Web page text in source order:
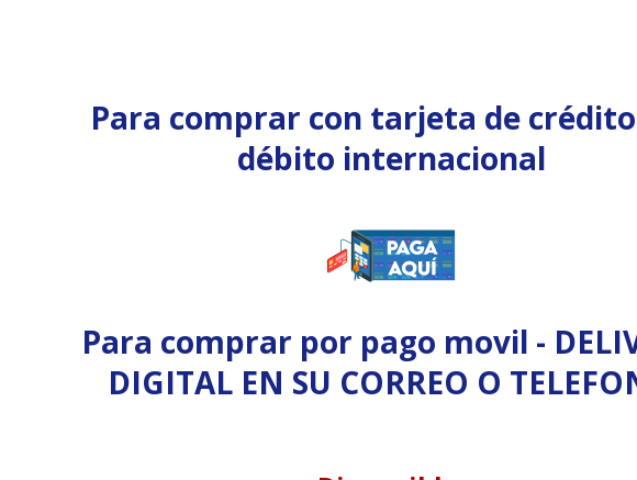
Para comprar con tarjeta de
débito internacional
Para comprar por pago movil -
DIGITAL EN SU CORREO O